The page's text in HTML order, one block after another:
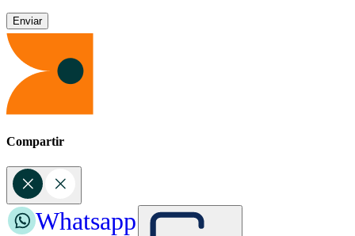
Compartir
Whatsapp